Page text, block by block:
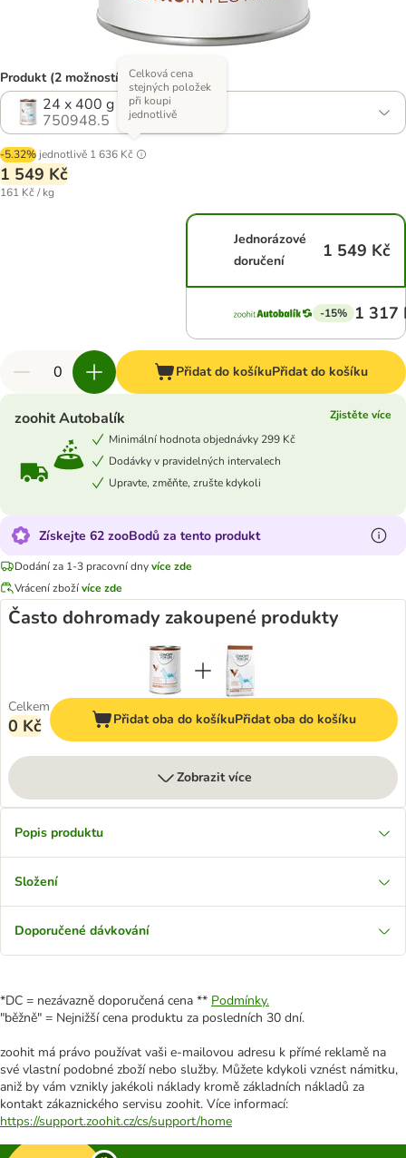
Produkt (2 možností)
24 x 400 g
750948.5
-5.32% jednotlivě 1 636 Kč
Celková cena
stejných položek
při koupi
jednotlivě
1 549 Kč
161 Kč / kg
Jednorázové
doručení
1 549 Kč
-15% 1 317
Přidat do košíkuPřidat do košíku
zoohit Autobalík
Zjistěte více
Minimální hodnota objednávky 299 Kč
Dodávky v pravidelných intervalech
Upravte, změňte, zrušte kdykoli
Získejte 62 zooBodů za tento produkt
Dodání za 1-3 pracovní dnyvíce zde
Vrácení zbožívíce zde
Často dohromady zakoupené produkty
Celkem
0 Kč Přidat oba do košíkuPřidat oba do košíku
Zobrazit více
Popis produktu
Složení
Doporučené dávkování
*DC = nezávazně doporučená cena ** Podmínky.
"běžně" = Nejnižší cena produktu za posledních 30 dní.
zoohit má právo používat vaši e-mailovou adresu k přímé reklamě na
své vlastní podobné zboží nebo služby. Můžete kdykoli vznést námitku,
aniž by vám vznikly jakékoli náklady kromě základních nákladů za
kontakt zákaznického servisu zoohit. Více informací:
https://support.zoohit.cz/cs/support/home